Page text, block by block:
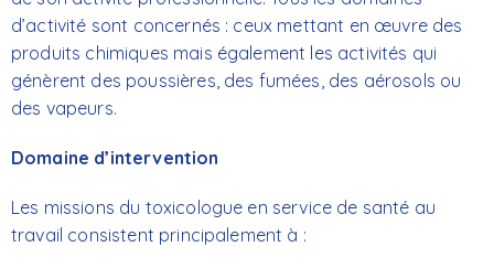
d’activité sont concernés : ceux mettant en œuvre des
produits chimiques mais également les activités qui
génèrent des poussières, des fumées, des aérosols ou
des vapeurs.
Domaine d’intervention
Les missions du toxicologue en service de santé au
travail consistent principalement à :